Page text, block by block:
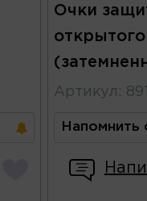
Очки
Артикул :
Напомнить